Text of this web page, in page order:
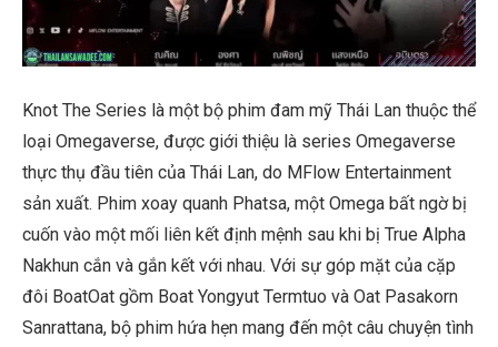
Knot The Series là một bộ phim đam mỹ Thái Lan thuộc thể
loại Omegaverse, được giới thiệu là series Omegaverse
thực thụ đầu tiên của Thái Lan, do MFlow Entertainment
sản xuất. Phim xoay quanh Phatsa, một Omega bất ngờ bị
cuốn vào một mối liên kết định mệnh sau khi bị True Alpha
Nakhun cắn và gắn kết với nhau. Với sự góp mặt của cặp
đôi BoatOat gồm Boat Yongyut Termtuo và Oat Pasakorn
Sanrattana, bộ phim hứa hẹn mang đến một câu chuyện tình